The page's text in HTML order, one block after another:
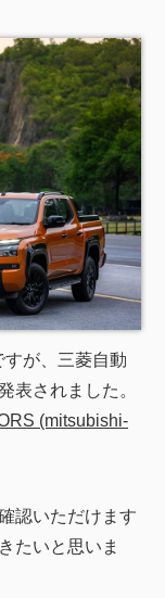
が、三菱自動
表されました。
(mitsubishi-
認いただけます
たいと思いま